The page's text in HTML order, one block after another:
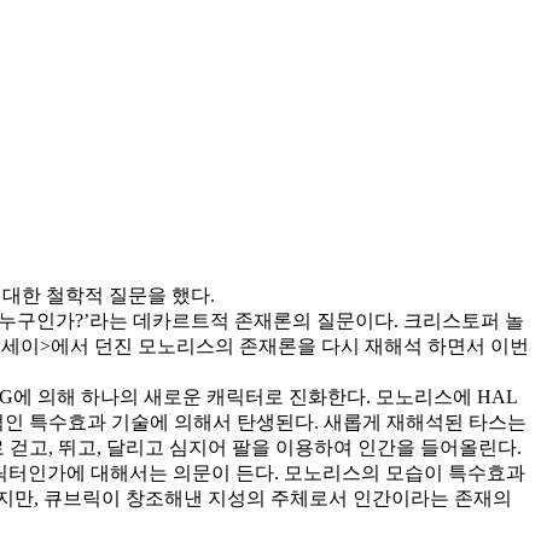
한 철학적 질문을 했다.
구인가?’라는 데카르트적 존재론의 질문이다. 크리스토퍼 놀
이>에서 던진 모노리스의 존재론을 다시 재해석 하면서 이번
에 의해 하나의 새로운 캐릭터로 진화한다. 모노리스에 HAL
특수효과 기술에 의해서 탄생된다. 새롭게 재해석된 타스는
고, 뛰고, 달리고 심지어 팔을 이용하여 인간을 들어올린다.
인가에 대해서는 의문이 든다. 모노리스의 모습이 특수효과
, 큐브릭이 창조해낸 지성의 주체로서 인간이라는 존재의